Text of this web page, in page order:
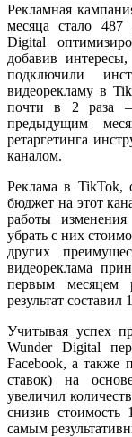
Рекламная
месяца стало
Digital
добавив
подключили
видеорекламу в
почти в 2 раза
предыдущим
ретаргетинга
каналом.
Реклама в
бюджет на этот
работы
убрать с них
других
видеореклама
первым месяцем
результат составил
Учитывая успех
Wunder Digital
Facebook, а также
ставок) на
увеличил
снизив
самым